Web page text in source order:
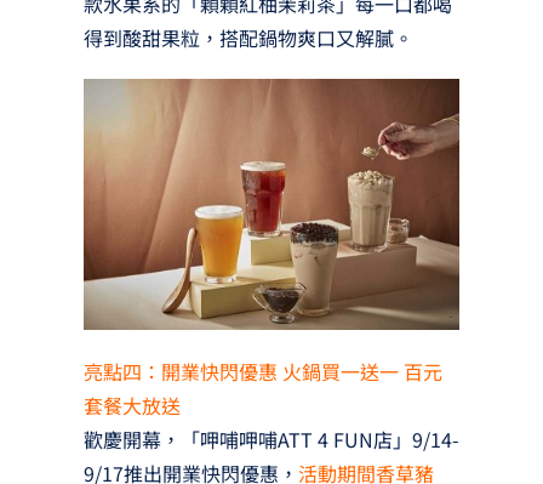
得到酸甜果粒，搭配鍋物爽口又解膩。
亮點四：開業快閃優惠 火鍋買一送一 百元
套餐大放送
歡慶開幕，「呷哺呷哺ATT 4 FUN店」9/14-
9/17推出開業快閃優惠， 活動期間香草豬